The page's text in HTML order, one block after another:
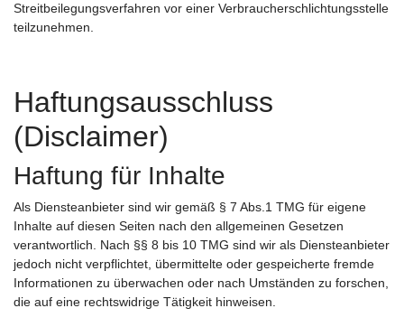
Streitbeilegungsverfahren vor einer Verbraucherschlichtungsstelle
teilzunehmen.
Haftungsausschluss
(Disclaimer)
Haftung für Inhalte
Als Diensteanbieter sind wir gemäß § 7 Abs.1 TMG für eigene
Inhalte auf diesen Seiten nach den allgemeinen Gesetzen
verantwortlich. Nach §§ 8 bis 10 TMG sind wir als Diensteanbieter
jedoch nicht verpflichtet, übermittelte oder gespeicherte fremde
Informationen zu überwachen oder nach Umständen zu forschen,
die auf eine rechtswidrige Tätigkeit hinweisen.